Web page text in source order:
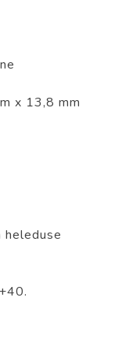
x 13,8 mm